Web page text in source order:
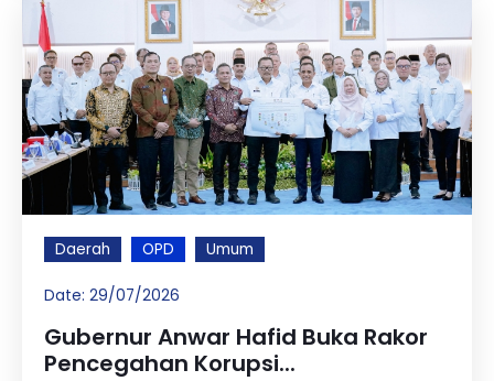
Daerah OPD Umum
Date: 29/07/2026
Gubernur Anwar Hafid Buka Rakor
Pencegahan Korupsi...